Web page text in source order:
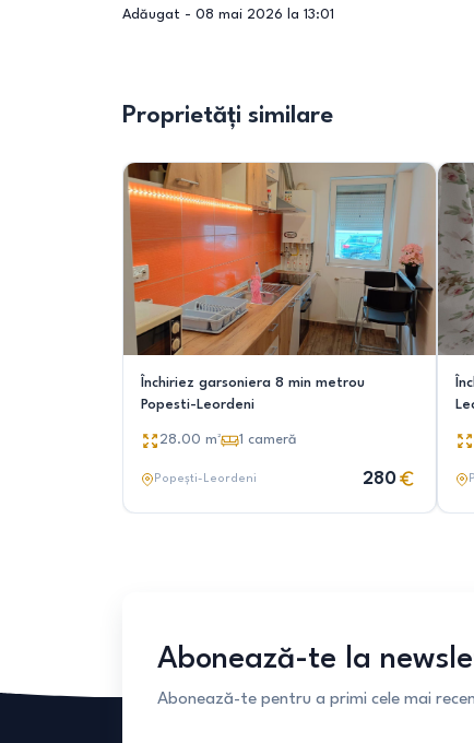
Adăugat - 08 mai 2026 la 13:01
Proprietăți similare
Închiriez garsoniera 8 min metrou
Popesti-Leordeni
28.00 m² 1 cameră
Popești-Leordeni 280
Abonează-te la
Abonează-te pentru a primi cele mai